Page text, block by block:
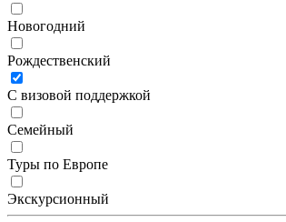
Новогодний
Рождественский
С визовой поддержкой
Семейный
Туры по Европе
Экскурсионный